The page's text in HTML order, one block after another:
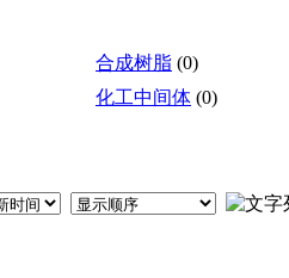
合成树脂 (0)
化工中间体 (0)